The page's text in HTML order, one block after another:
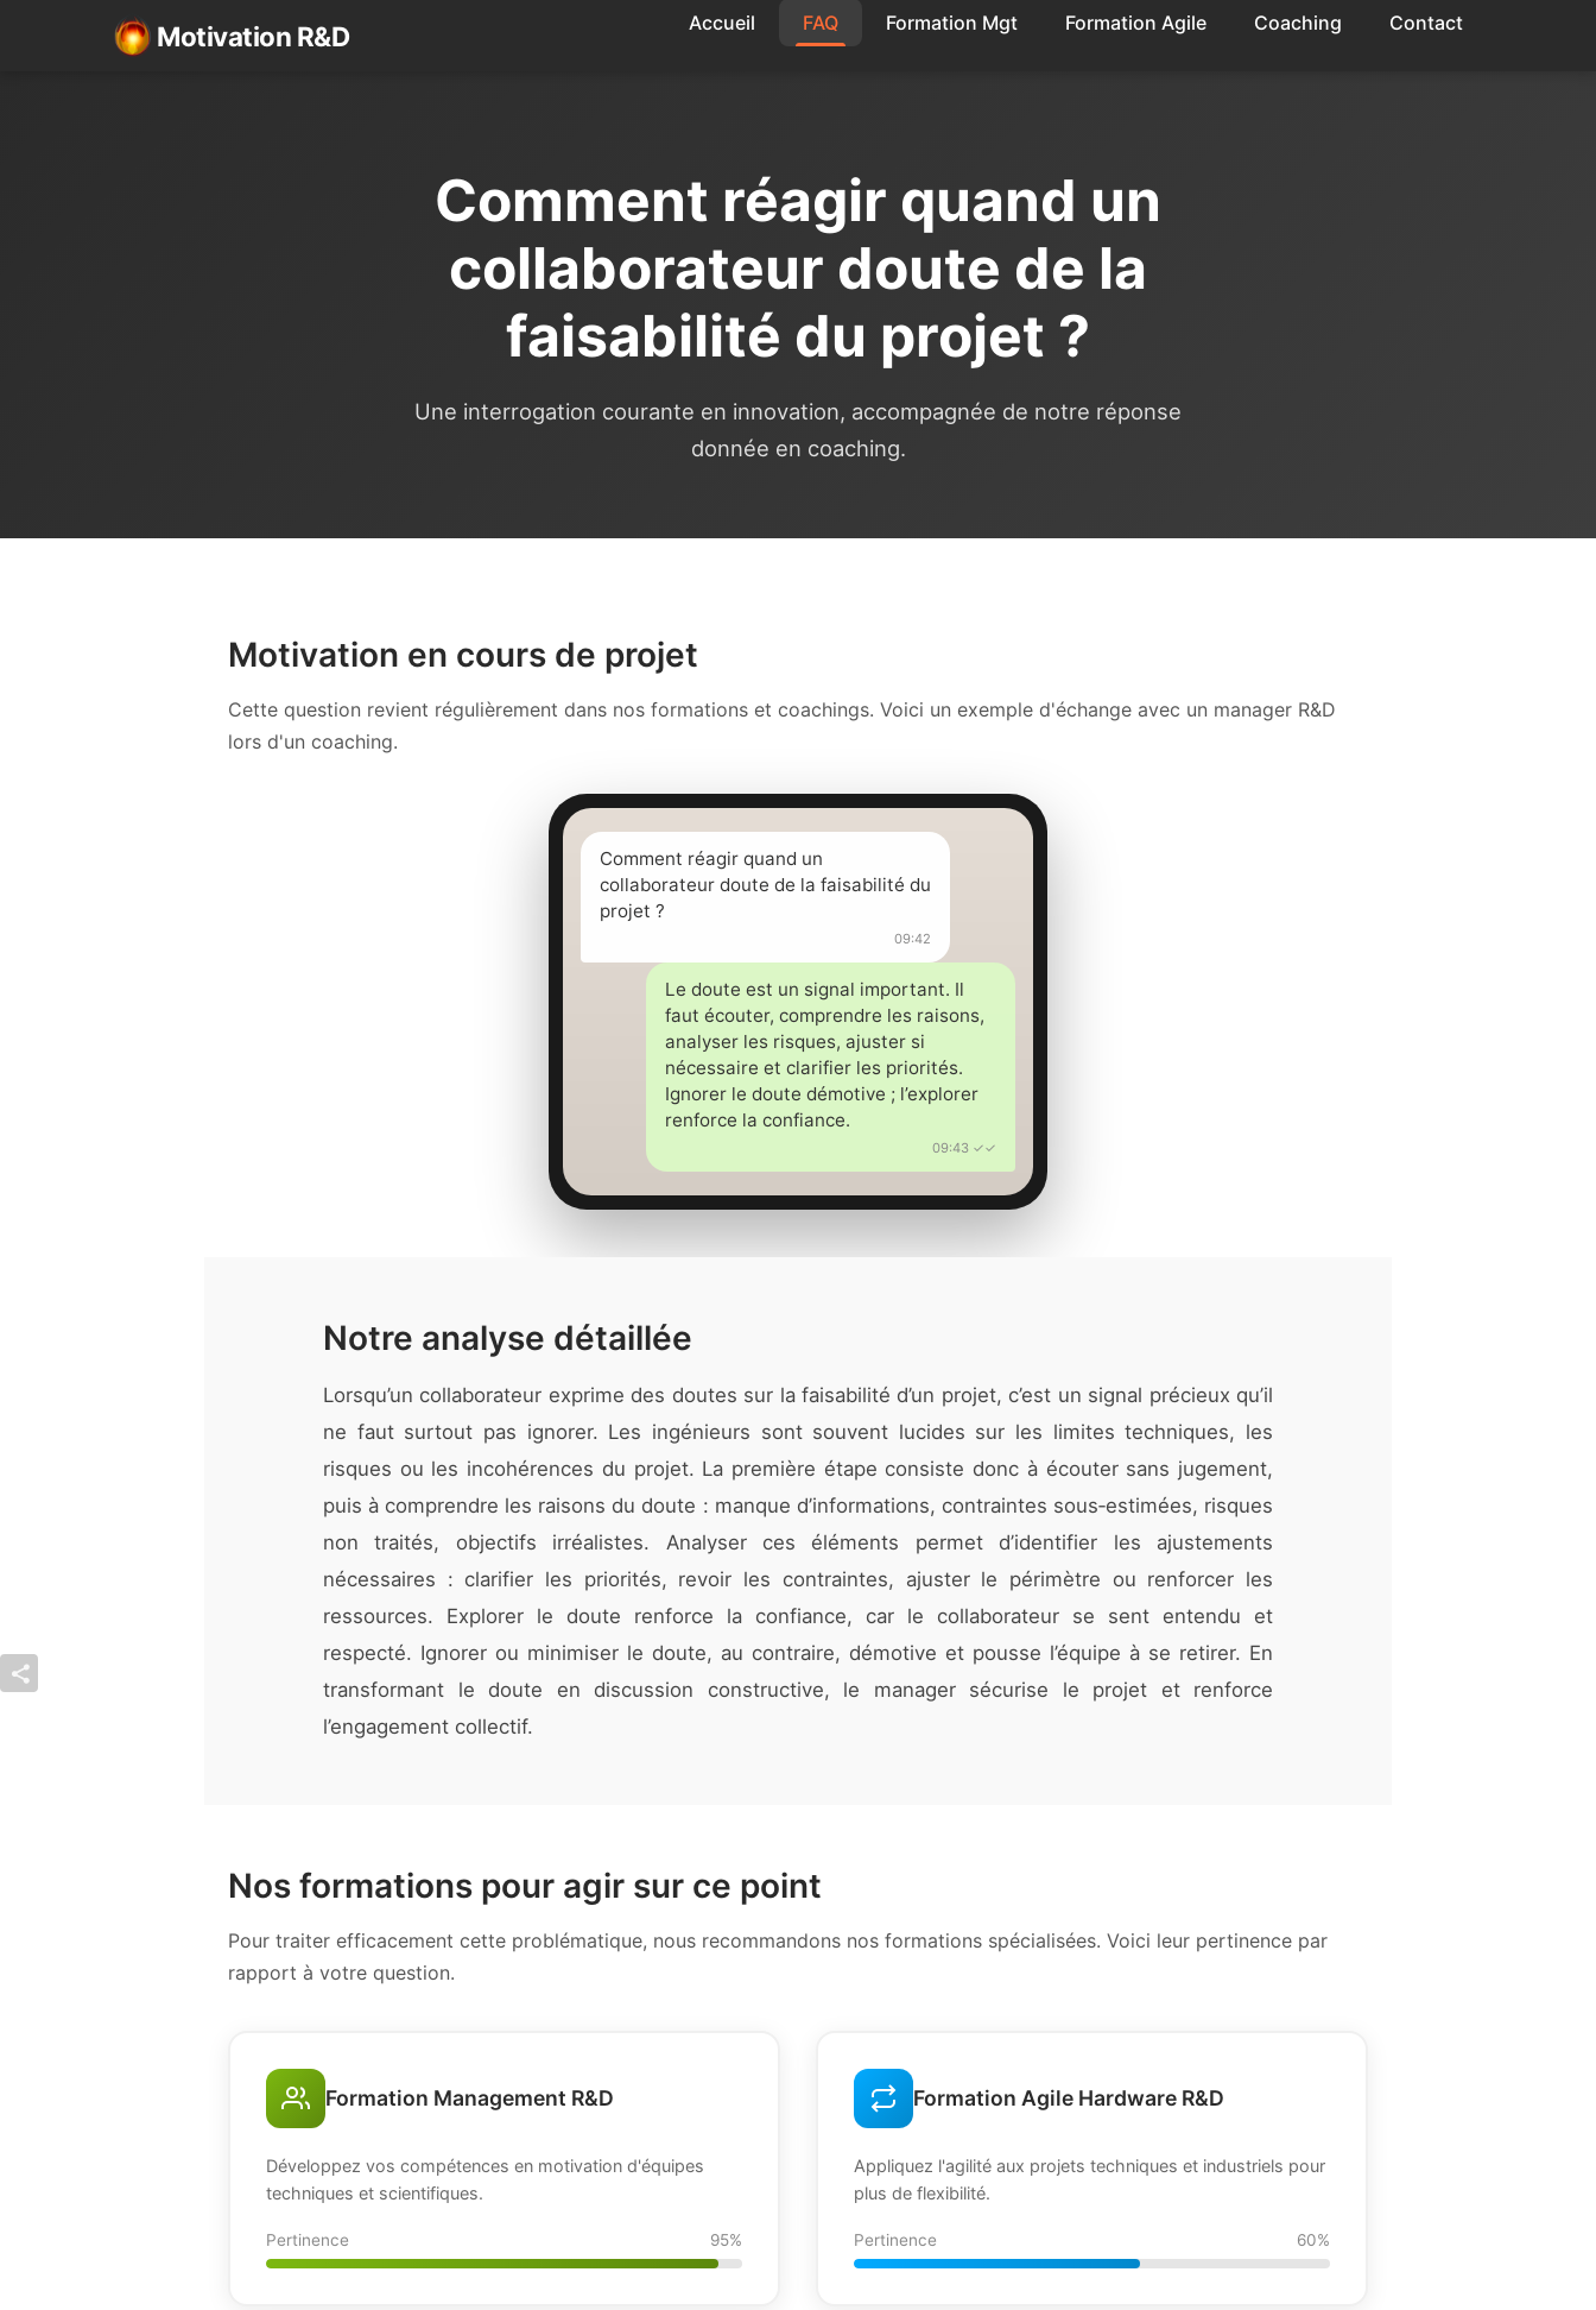
Motivation R&D Accueil FAQ Formation Mgt Formation Agile Coaching Contact
Comment réagir quand un
collaborateur doute de la
faisabilité du projet ?
Une interrogation courante en innovation, accompagnée de notre réponse
donnée en coaching.
Motivation en cours de projet
Cette question revient régulièrement dans nos formations et coachings. Voici un exemple d'échange avec un manager R&D
lors d'un coaching.
Comment réagir quand un
collaborateur doute de la faisabilité du
projet ?
09:42
Le doute est un signal important. Il
faut écouter, comprendre les raisons,
analyser les risques, ajuster si
nécessaire et clarifier les priorités.
Ignorer le doute démotive ; l’explorer
renforce la confiance.
09:43 ✓✓
Notre analyse détaillée
Lorsqu’un collaborateur exprime des doutes sur la faisabilité d’un projet, c’est un signal précieux qu’il
ne faut surtout pas ignorer. Les ingénieurs sont souvent lucides sur les limites techniques, les
risques ou les incohérences du projet. La première étape consiste donc à écouter sans jugement,
puis à comprendre les raisons du doute : manque d’informations, contraintes sous‑estimées, risques
non traités, objectifs irréalistes. Analyser ces éléments permet d’identifier les ajustements
nécessaires : clarifier les priorités, revoir les contraintes, ajuster le périmètre ou renforcer les
ressources. Explorer le doute renforce la confiance, car le collaborateur se sent entendu et
respecté. Ignorer ou minimiser le doute, au contraire, démotive et pousse l’équipe à se retirer. En
transformant le doute en discussion constructive, le manager sécurise le projet et renforce
l’engagement collectif.
Nos formations pour agir sur ce point
Pour traiter efficacement cette problématique, nous recommandons nos formations spécialisées. Voici leur pertinence par
rapport à votre question.
Formation Management R&D
Développez vos compétences en motivation d'équipes
techniques et scientifiques.
Pertinence 95%
Formation Agile Hardware R&D
Appliquez l'agilité aux projets techniques et industriels pour
plus de flexibilité.
Pertinence 60%